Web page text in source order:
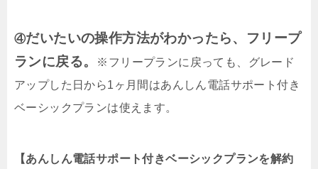
④だいたいの操作方法がわかったら、フリープ
ランに戻る。
※フリープランに戻っても、グレード
アップした日から1ヶ月間はあんしん電話サポート付き
ベーシックプランは使えます。
【あんしん電話サポート付きベーシックプランを解約